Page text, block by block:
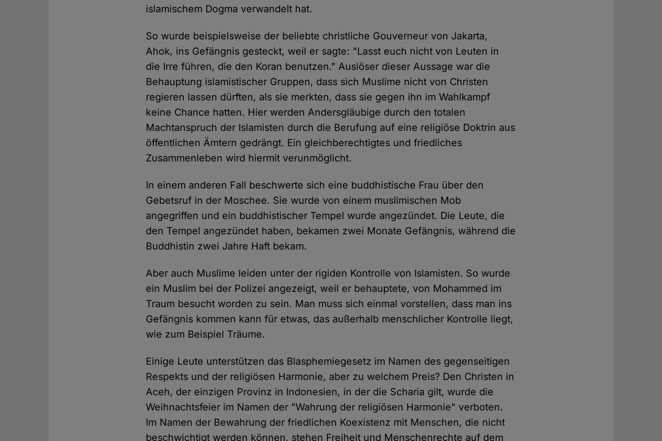
islamischem Dogma verwandelt hat.
So wurde beispielsweise der beliebte christliche Gouverneur von Jakarta,
Ahok, ins Gefängnis gesteckt, weil er sagte: "Lasst euch nicht von Leuten in
die Irre führen, die den Koran benutzen." Auslöser dieser Aussage war die
Behauptung islamistischer Gruppen, dass sich Muslime nicht von Christen
regieren lassen dürften, als sie merkten, dass sie gegen ihn im Wahlkampf
keine Chance hatten. Hier werden Andersgläubige durch den totalen
Machtanspruch der Islamisten durch die Berufung auf eine religiöse Doktrin aus
öffentlichen Ämtern gedrängt. Ein gleichberechtigtes und friedliches
Zusammenleben wird hiermit verunmöglicht.
In einem anderen Fall beschwerte sich eine buddhistische Frau über den
Gebetsruf in der Moschee. Sie wurde von einem muslimischen Mob
angegriffen und ein buddhistischer Tempel wurde angezündet. Die Leute, die
den Tempel angezündet haben, bekamen zwei Monate Gefängnis, während die
Buddhistin zwei Jahre Haft bekam.
Aber auch Muslime leiden unter der rigiden Kontrolle von Islamisten. So wurde
ein Muslim bei der Polizei angezeigt, weil er behauptete, von Mohammed im
Traum besucht worden zu sein. Man muss sich einmal vorstellen, dass man ins
Gefängnis kommen kann für etwas, das außerhalb menschlicher Kontrolle liegt,
wie zum Beispiel Träume.
Einige Leute unterstützen das Blasphemiegesetz im Namen des gegenseitigen
Respekts und der religiösen Harmonie, aber zu welchem Preis? Den Christen in
Aceh, der einzigen Provinz in Indonesien, in der die Scharia gilt, wurde die
Weihnachtsfeier im Namen der "Wahrung der religiösen Harmonie" verboten.
Im Namen der Bewahrung der friedlichen Koexistenz mit Menschen, die nicht
beschwichtigt werden können, stehen Freiheit und Menschenrechte auf dem